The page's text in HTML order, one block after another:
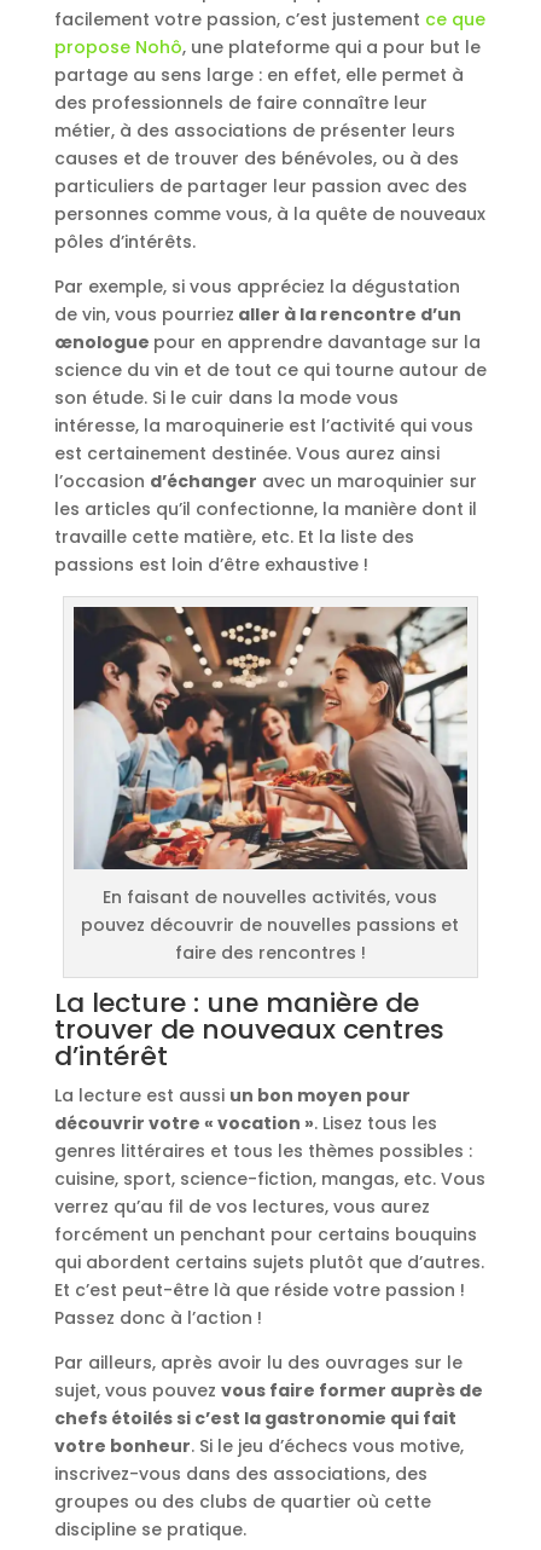
facilement votre passion, c’est justement ce que
propose Nohô, une plateforme qui a pour but le
partage au sens large : en effet, elle permet à
des professionnels de faire connaître leur
métier, à des associations de présenter leurs
causes et de trouver des bénévoles, ou à des
particuliers de partager leur passion avec des
personnes comme vous, à la quête de nouveaux
pôles d’intérêts.
Par exemple, si vous appréciez la dégustation
de vin, vous pourriez aller à la rencontre d’un
œnologue pour en apprendre davantage sur la
science du vin et de tout ce qui tourne autour de
son étude. Si le cuir dans la mode vous
intéresse, la maroquinerie est l’activité qui vous
est certainement destinée. Vous aurez ainsi
l’occasion d’échanger avec un maroquinier sur
les articles qu’il confectionne, la manière dont il
travaille cette matière, etc. Et la liste des
passions est loin d’être exhaustive !
En faisant de nouvelles activités, vous
pouvez découvrir de nouvelles passions et
faire des rencontres !
La lecture : une manière de
trouver de nouveaux centres
d’intérêt
La lecture est aussi un bon moyen pour
découvrir votre « vocation ». Lisez tous les
genres littéraires et tous les thèmes possibles :
cuisine, sport, science-fiction, mangas, etc. Vous
verrez qu’au fil de vos lectures, vous aurez
forcément un penchant pour certains bouquins
qui abordent certains sujets plutôt que d’autres.
Et c’est peut-être là que réside votre passion !
Passez donc à l’action !
Par ailleurs, après avoir lu des ouvrages sur le
sujet, vous pouvez vous faire former auprès de
chefs étoilés si c’est la gastronomie qui fait
votre bonheur. Si le jeu d’échecs vous motive,
inscrivez-vous dans des associations, des
groupes ou des clubs de quartier où cette
discipline se pratique.